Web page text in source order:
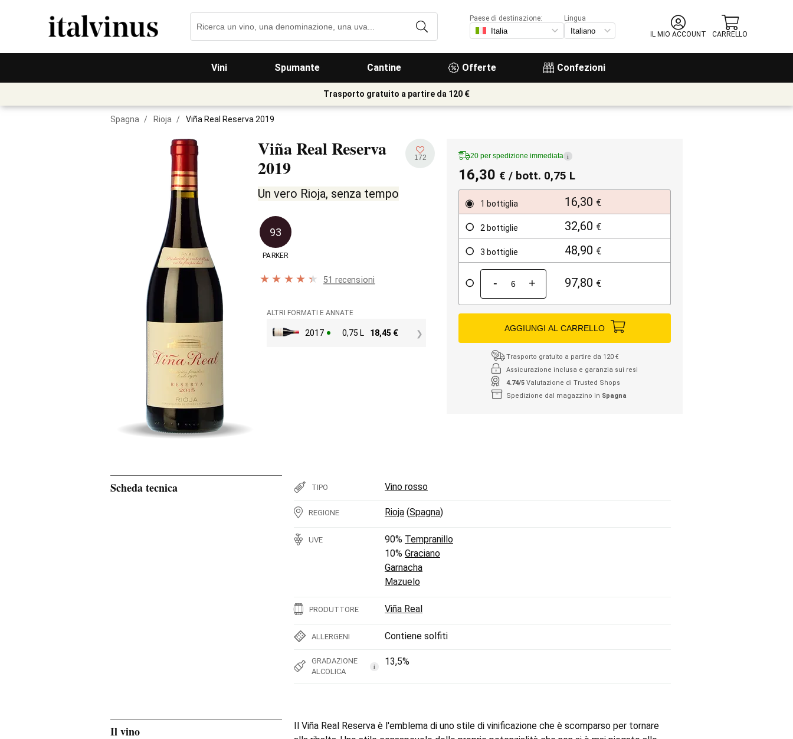
Vini Spumante Cantine Offerte Confezioni
Paese di destinazione:
Lingua
IL MIO ACCOUNT
CARRELLO
Trasporto gratuito a partire da 120 €
Spagna / Rioja / Viña Real Reserva 2019
Viña Real Reserva
2019
172
Un vero Rioja, senza tempo
93
PARKER
51 recensioni
ALTRI FORMATI E ANNATE
2017 0,75 L 18,45 €
20 per spedizione immediata i
16,30 € / bott. 0,75 L
1 bottiglia 16,30 €
2 bottiglie 32,60 €
3 bottiglie 48,90 €
- + 97,80 €
AGGIUNGI AL CARRELLO
Trasporto gratuito a partire da 120 €
Assicurazione inclusa e garanzia sui resi
4.74/5 Valutazione di Trusted Shops
Spedizione dal magazzino in Spagna
Scheda tecnica TIPO Vino rosso
REGIONE Rioja (Spagna)
UVE 90% Tempranillo
10% Graciano
Garnacha
Mazuelo
PRODUTTORE Viña Real
ALLERGENI Contiene solfiti
GRADAZIONE
ALCOLICA
i 13,5%
Il vino
Il Viña Real Reserva è l'emblema di uno stile di vinificazione che è scomparso per tornare